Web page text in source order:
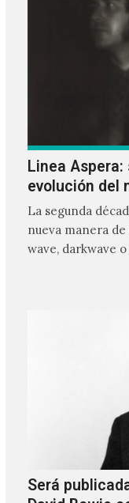
Linea
evolución del
La segunda
nueva manera
wave, darkwave
Será